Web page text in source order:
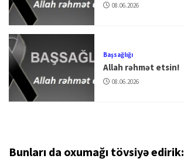
08.06.2026
Başsağlığı
Allah rəhmət etsin!
08.06.2026
Bunları da oxumağı tövsiyə edirik: